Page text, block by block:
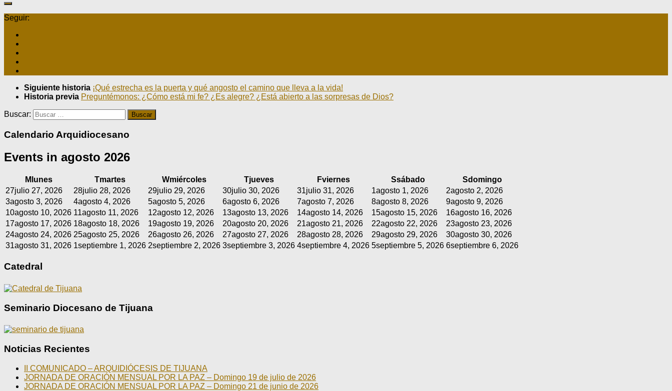
Seguir:
Siguiente historia ¡Qué estrecha es la puerta y qué angosto el camino que lleva a la vida!
Historia previa Preguntémonos: ¿Cómo está mi fe? ¿Es alegre? ¿Está abierto a las sorpresas de Dios?
Buscar:
Calendario Arquidiocesano
Events in agosto 2026
M lunes Tmartes Wmiércoles Tjueves Fviernes Ssábado Sdomingo
27julio 27, 2026 28julio 28, 2026 29julio 29, 2026 30julio 30, 2026 31julio 31, 2026 1agosto 1, 2026 2agosto 2, 2026
3agosto 3, 2026 4agosto 4, 2026 5agosto 5, 2026 6agosto 6, 2026 7agosto 7, 2026 8agosto 8, 2026 9agosto 9, 2026
10agosto 10, 2026 11agosto 11, 2026 12agosto 12, 2026 13agosto 13, 2026 14agosto 14, 2026 15agosto 15, 2026 16agosto 16, 2026
17agosto 17, 2026 18agosto 18, 2026 19agosto 19, 2026 20agosto 20, 2026 21agosto 21, 2026 22agosto 22, 2026 23agosto 23, 2026
24agosto 24, 2026 25agosto 25, 2026 26agosto 26, 2026 27agosto 27, 2026 28agosto 28, 2026 29agosto 29, 2026 30agosto 30, 2026
31agosto 31, 2026 1septiembre 1, 2026 2septiembre 2, 2026 3septiembre 3, 2026 4septiembre 4, 2026 5septiembre 5, 2026 6septiembre 6, 2026
Catedral
Seminario Diocesano de Tijuana
Noticias Recientes
II COMUNICADO – ARQUIDIÓCESIS DE TIJUANA
JORNADA DE ORACIÓN MENSUAL POR LA PAZ – Domingo 19 de julio de 2026
JORNADA DE ORACIÓN MENSUAL POR LA PAZ – Domingo 21 de junio de 2026